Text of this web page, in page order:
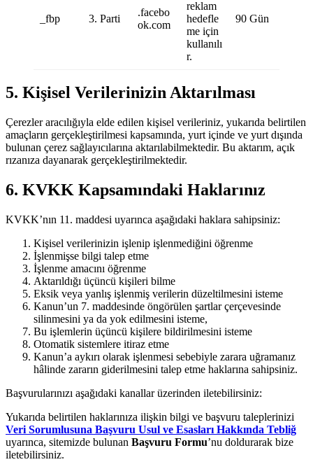
_fbp 3. Parti
.facebo
ok.com
reklam
hedefle
me için
kullanılı
r.
90 Gün
5. Kişisel Verilerinizin Aktarılması
Çerezler aracılığıyla elde edilen kişisel verileriniz, yukarıda belirtilen
amaçların gerçekleştirilmesi kapsamında, yurt içinde ve yurt dışında
bulunan çerez sağlayıcılarına aktarılabilmektedir. Bu aktarım, açık
rızanıza dayanarak gerçekleştirilmektedir.
6. KVKK Kapsamındaki Haklarınız
KVKK’nın 11. maddesi uyarınca aşağıdaki haklara sahipsiniz:
Kişisel verilerinizin işlenip işlenmediğini öğrenme
İşlenmişse bilgi talep etme
İşlenme amacını öğrenme
Aktarıldığı üçüncü kişileri bilme
Eksik veya yanlış işlenmiş verilerin düzeltilmesini isteme
Kanun’un 7. maddesinde öngörülen şartlar çerçevesinde
silinmesini ya da yok edilmesini isteme,
Bu işlemlerin üçüncü kişilere bildirilmesini isteme
Otomatik sistemlere itiraz etme
Kanun’a aykırı olarak işlenmesi sebebiyle zarara uğramanız
hâlinde zararın giderilmesini talep etme haklarına sahipsiniz.
Başvurularınızı aşağıdaki kanallar üzerinden iletebilirsiniz:
Yukarıda belirtilen haklarınıza ilişkin bilgi ve başvuru taleplerinizi
Veri Sorumlusuna Başvuru Usul ve Esasları Hakkında Tebliğ
uyarınca, sitemizde bulunan Başvuru Formu’nu doldurarak bize
iletebilirsiniz.